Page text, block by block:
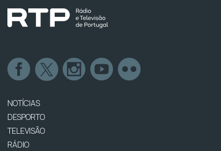
NOTÍCIAS
DESPORTO
TELEVISÃO
RÁDIO